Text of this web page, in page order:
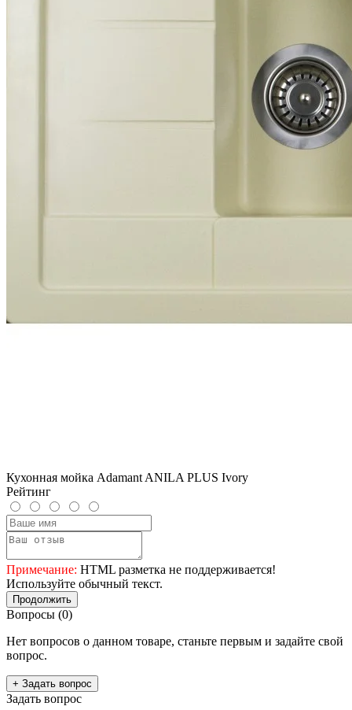
Кухонная мойка Adamant ANILA PLUS Ivory
Рейтинг
Примечание: HTML разметка не поддерживается!
Используйте обычный текст.
Продолжить
Вопросы (0)
Нет вопросов о данном товаре, станьте первым и задайте свой
вопрос.
+ Задать вопрос
Задать вопрос